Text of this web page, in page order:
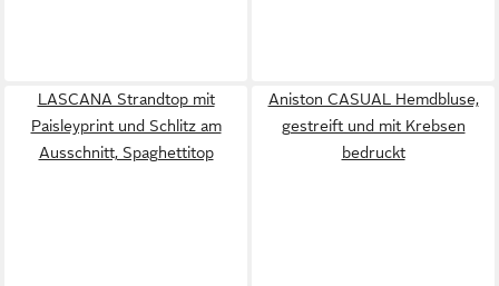
LASCANA Strandtop mit
Paisleyprint und Schlitz am
Ausschnitt, Spaghettitop
Aniston CASUAL Hemdbluse,
gestreift und mit Krebsen
bedruckt